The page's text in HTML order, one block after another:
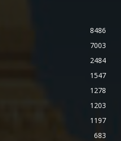
8486
7003
2484
1547
1278
1203
1197
683